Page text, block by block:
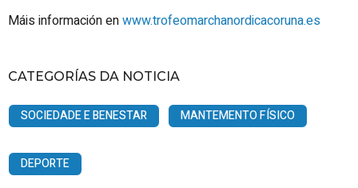
Máis información enwww.trofeomarchanordicacoruna.es
CATEGORÍAS DA NOTICIA
SOCIEDADE E BENESTAR MANTEMENTO FÍSICO
DEPORTE